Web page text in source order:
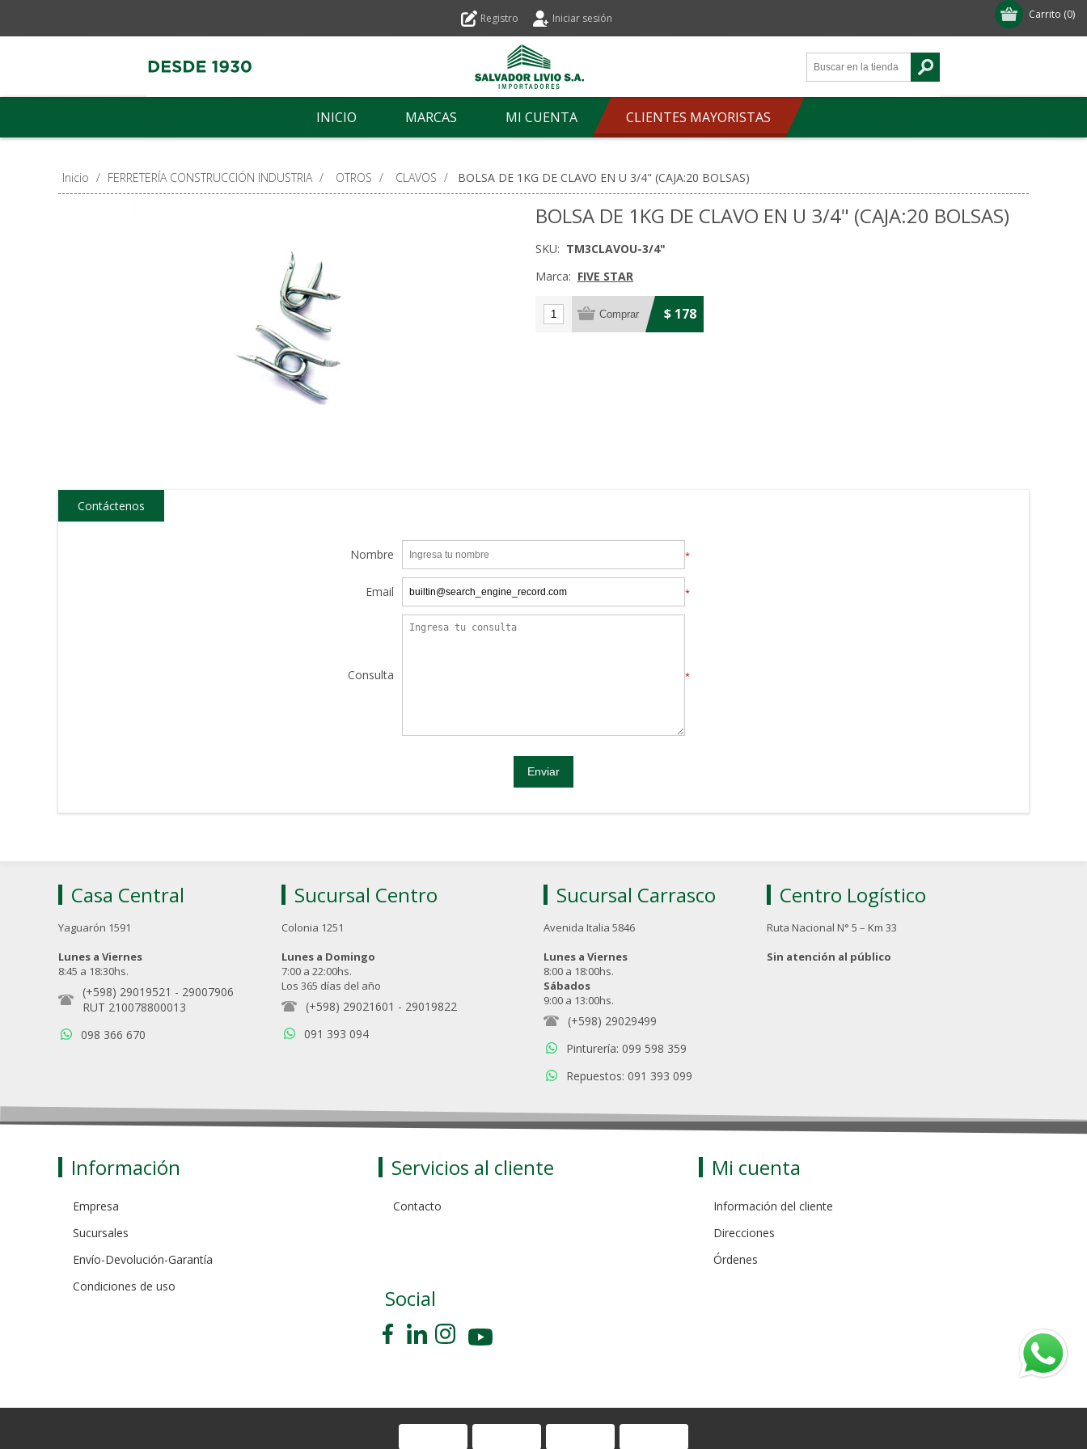
Carrito (0)
Registro Iniciar sesión
INICIO MARCAS MI CUENTA CLIENTES MAYORISTAS
Inicio / FERRETERÍA CONSTRUCCIÓN INDUSTRIA / OTROS / CLAVOS / BOLSA DE 1KG DE CLAVO EN U 3/4" (CAJA:20 BOLSAS)
BOLSA DE 1KG DE CLAVO EN U 3/4" (CAJA:20 BOLSAS)
SKU: TM3CLAVOU-3/4"
Marca: FIVE STAR
$ 178
Contáctenos
Nombre *
Email *
Consulta *
Casa Central
Yaguarón 1591
Lunes a Viernes
8:45 a 18:30hs.
(+598) 29019521 - 29007906
RUT 210078800013
098 366 670
Sucursal Centro
Colonia 1251
Lunes a Domingo
7:00 a 22:00hs.
Los 365 días del año
(+598) 29021601 - 29019822
091 393 094
Sucursal Carrasco
Avenida Italia 5846
Lunes a Viernes
8:00 a 18:00hs.
Sábados
9:00 a 13:00hs.
(+598) 29029499
Pinturería: 099 598 359
Repuestos: 091 393 099
Centro Logístico
Ruta Nacional N° 5 – Km 33
Sin atención al público
Información
Empresa
Sucursales
Envío-Devolución-Garantía
Condiciones de uso
Servicios al cliente
Contacto
Mi cuenta
Información del cliente
Direcciones
Órdenes
Social